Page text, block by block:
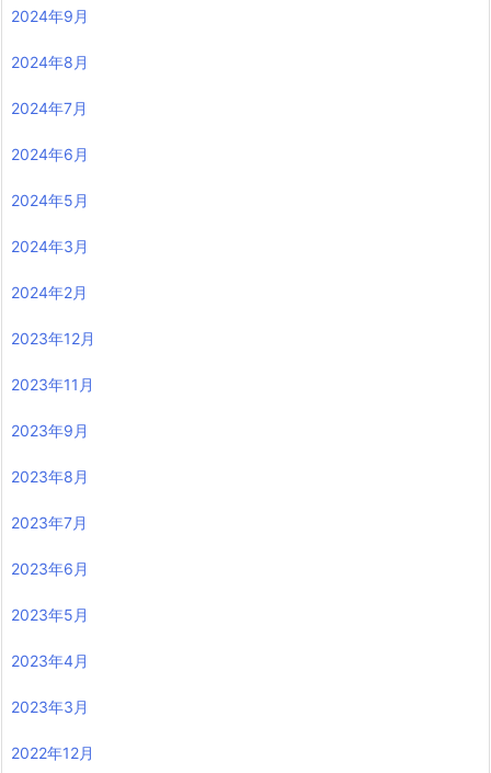
2024年9月
2024年8月
2024年7月
2024年6月
2024年5月
2024年3月
2024年2月
2023年12月
2023年11月
2023年9月
2023年8月
2023年7月
2023年6月
2023年5月
2023年4月
2023年3月
2022年12月